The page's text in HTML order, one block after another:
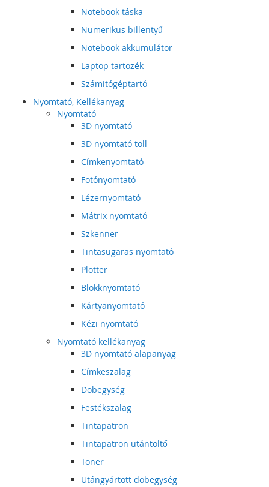
Notebook táska
Numerikus billentyű
Notebook akkumulátor
Laptop tartozék
Számitógéptartó
Nyomtató, Kellékanyag
Nyomtató
3D nyomtató
3D nyomtató toll
Címkenyomtató
Fotónyomtató
Lézernyomtató
Mátrix nyomtató
Szkenner
Tintasugaras nyomtató
Plotter
Blokknyomtató
Kártyanyomtató
Kézi nyomtató
Nyomtató kellékanyag
3D nyomtató alapanyag
Címkeszalag
Dobegység
Festékszalag
Tintapatron
Tintapatron utántöltő
Toner
Utángyártott dobegység